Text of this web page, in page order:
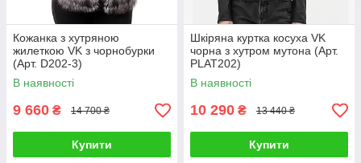
Кожанка з хутряною
жилеткою VK з чорнобурки
(Арт. D202-3)
В наявності
9 660 ₴ 14 700 ₴
Купити
Шкіряна куртка косуха VK
чорна з хутром мутона (Арт.
PLAT202)
В наявності
10 290 ₴ 13 440 ₴
Купити